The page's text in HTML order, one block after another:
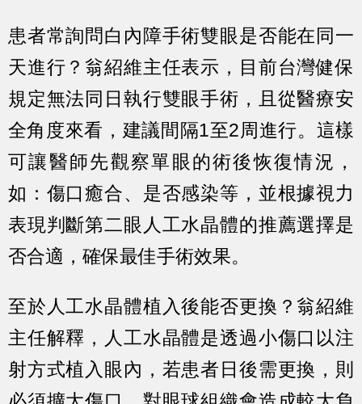
患者常詢問白內障手術雙眼是否能在同一
天進行？翁紹維主任表示，目前台灣健保
規定無法同日執行雙眼手術，且從醫療安
全角度來看，建議間隔1至2周進行。這樣
可讓醫師先觀察單眼的術後恢復情況，
如：傷口癒合、是否感染等，並根據視力
表現判斷第二眼人工水晶體的推薦選擇是
否合適，確保最佳手術效果。
至於人工水晶體植入後能否更換？翁紹維
主任解釋，人工水晶體是透過小傷口以注
射方式植入眼內，若患者日後需更換，則